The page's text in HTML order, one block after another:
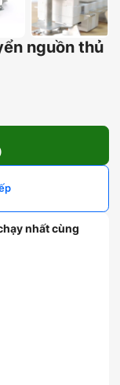
nguồn thủ
nhất cùng